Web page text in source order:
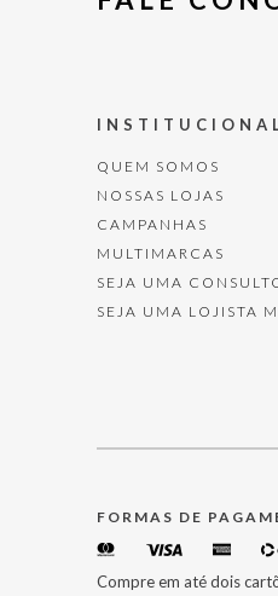
QUEM SOMOS
NOSSAS LOJAS
CAMPANHAS
MULTIMARCAS
SEJA UMA
SEJA UMA LOJISTA
FORMAS DE
Compre em até dois